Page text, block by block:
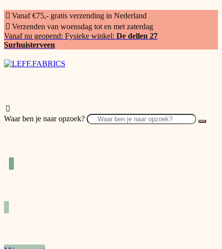
Vanaf €75,- gratis verzending in Nederland
Verzenden van woensdag tot en met zaterdag
Vanaf nu geopend: Fysieke winkel: De dellen 27
Surhuisterveen
Waar ben je naar opzoek?